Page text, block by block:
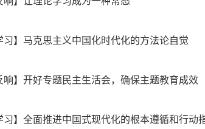
习】马克思主义中国化时代化的方法论自觉
响】开好专题民主生活会，确保主题教育成效
习】全面推进中国式现代化的根本遵循和行动